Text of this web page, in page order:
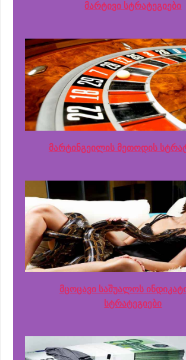
მარტივი სტრატეგიები
მარტინგეილის მეთოდის
მცოცავი საშუალოს
სტრატეგიები